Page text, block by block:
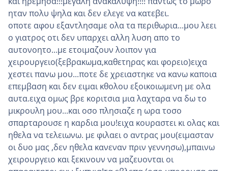
ηταν πολυ ψηλα και δεν ελεγε να κατεβει.
οποτε αφου εξαντλησαμε ολα τα περιθωρια...μου λεει
ο γιατρος οτι δεν υπαρχει αλλη λυση απο το
αυτονοητο...με ετοιμαζουν λοιπον για
χειρουργειο(ξεβρακωμα,καθετηρας και φορειο)ειχα
χεστει πανω μου...ποτε δε χρειαστηκε να κανω καποια
επεμβαση και δεν ειμαι κθολου εξοικοιωμενη με ολα
αυτα.ειχα ομως βρε κοριτσια μια λαχταρα να δω το
μικρουλη μου...και οσο πλησιαζε η ωρα τοσο
σπαρταρουσε η καρδια μου!ειχα κουραστει κι ολας και
ηθελα να τελειωνω. με φιλαει ο αντρας μου(ειμασταν
οι δυο μας ,δεν ηθελα κανεναν πριν γεννησω),μπαινω
χειρουργειο και ξεκινουν να μαζευονται οι